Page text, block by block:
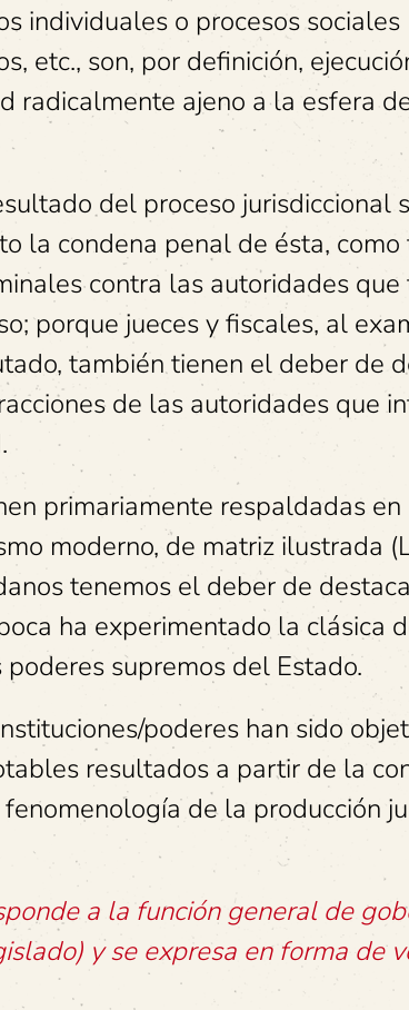
individuales o procesos sociales
etc., son, por definición,
radicalmente ajeno a la esfera
del proceso jurisdiccional
la condena penal de ésta,
contra las autoridades
porque jueces y fiscales, al
también tienen el deber de
de las autoridades que
primariamente respaldadas
moderno, de matriz ilustrada
tenemos el deber de
ha experimentado la clásica
supremos del Estado.
poderes han sido
resultados a partir de la
de la producción
a la función general de
y se expresa en forma de